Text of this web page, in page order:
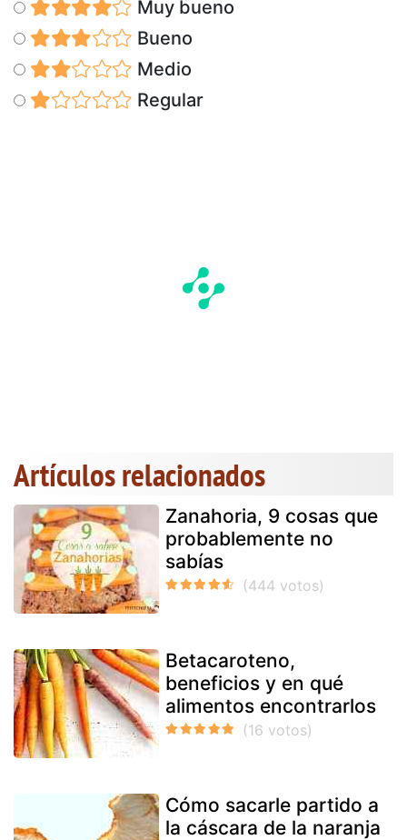
Muy bueno
Bueno
Medio
Regular
Artículos relacionados
Zanahoria, 9 cosas que
probablemente no
sabías
Betacaroteno,
beneficios y en qué
alimentos encontrarlos
Cómo sacarle partido a
la cáscara de la naranja